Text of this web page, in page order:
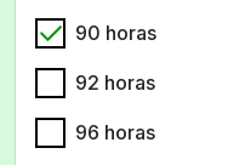
90 horas
92 horas
96 horas